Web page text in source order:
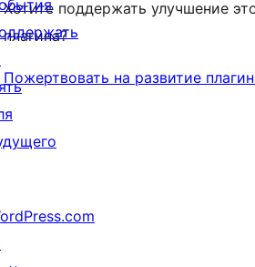
Хотите поддержать улучшение
плагина?
Пожертвовать на развитие